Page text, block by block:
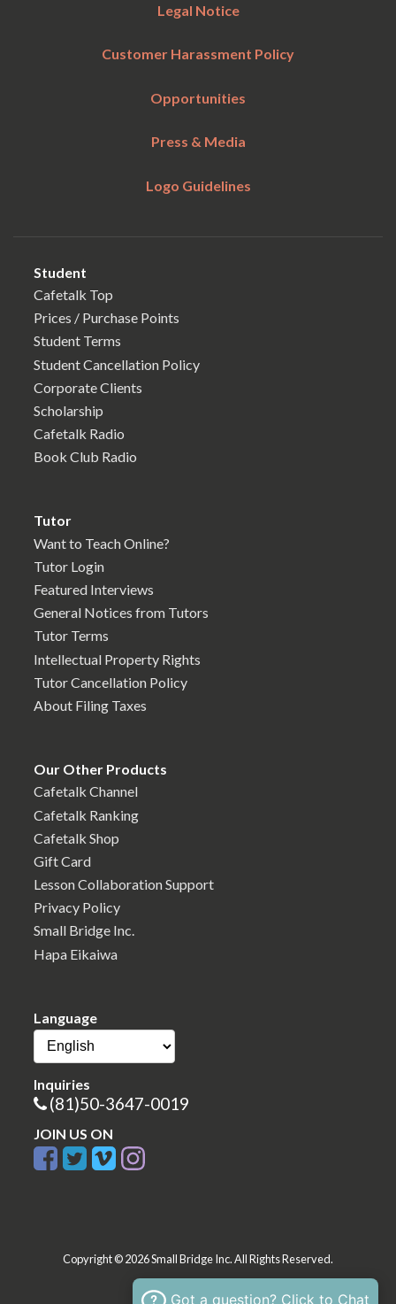
Legal Notice
Customer Harassment Policy
Opportunities
Press & Media
Logo Guidelines
Student
Cafetalk Top
Prices / Purchase Points
Student Terms
Student Cancellation Policy
Corporate Clients
Scholarship
Cafetalk Radio
Book Club Radio
Tutor
Want to Teach Online?
Tutor Login
Featured Interviews
General Notices from Tutors
Tutor Terms
Intellectual Property Rights
Tutor Cancellation Policy
About Filing Taxes
Our Other Products
Cafetalk Channel
Cafetalk Ranking
Cafetalk Shop
Gift Card
Lesson Collaboration Support
Privacy Policy
Small Bridge Inc.
Hapa Eikaiwa
Language
Inquiries
(81)50-3647-0019
JOIN US ON
Copyright © 2026 Small Bridge Inc. All Rights Reserved.
Got a question? Click to Chat